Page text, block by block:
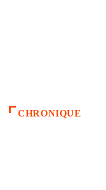
CHRONIQUE